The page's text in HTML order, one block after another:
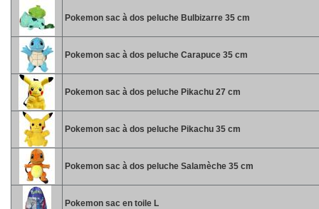
Pokemon sac à dos peluche Bulbizarre 35 cm
Pokemon sac à dos peluche Carapuce 35 cm
Pokemon sac à dos peluche Pikachu 27 cm
Pokemon sac à dos peluche Pikachu 35 cm
Pokemon sac à dos peluche Salamèche 35 cm
Pokemon sac en toile L